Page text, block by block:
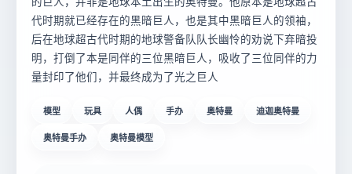
代时期就已经存在的黑暗巨人，也是其中黑暗巨人的领袖，
后在地球超古代时期的地球警备队队长幽怜的劝说下弃暗投
明，打倒了本是同伴的三位黑暗巨人，吸收了三位同伴的力
量封印了他们，并最终成为了光之巨人
模型 玩具 人偶 手办 奥特曼 迪迦奥特曼
奥特曼手办 奥特曼模型